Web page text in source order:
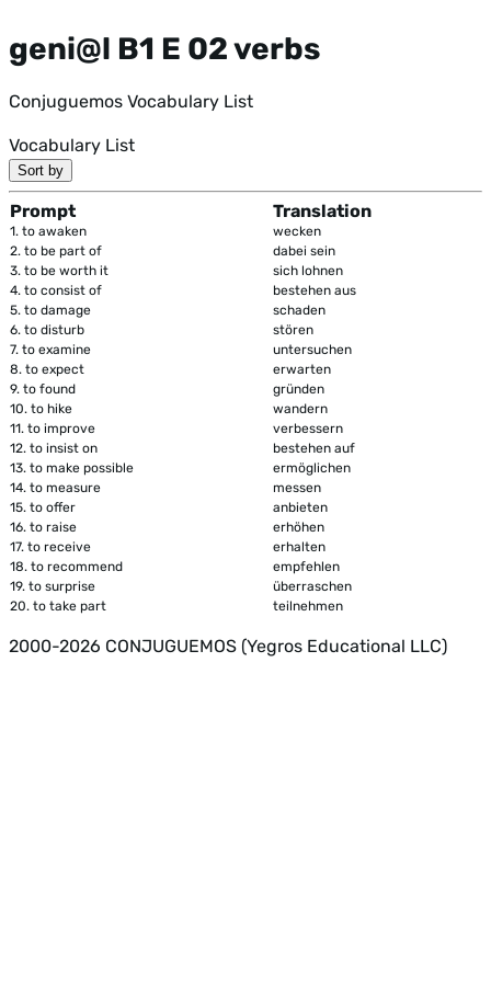
geni@l B1 E 02 verbs
Conjuguemos Vocabulary List
Vocabulary List
Sort by
Prompt Translation
1. to awaken
wecken
2. to be part of
dabei sein
3. to be worth it
sich lohnen
4. to consist of
bestehen aus
5. to damage
schaden
6. to disturb
stören
7. to examine
untersuchen
8. to expect
erwarten
9. to found
gründen
10. to hike
wandern
11. to improve
verbessern
12. to insist on
bestehen auf
13. to make possible
ermöglichen
14. to measure
messen
15. to offer
anbieten
16. to raise
erhöhen
17. to receive
erhalten
18. to recommend
empfehlen
19. to surprise
überraschen
20. to take part teilnehmen
2000-2026 CONJUGUEMOS (Yegros Educational LLC)